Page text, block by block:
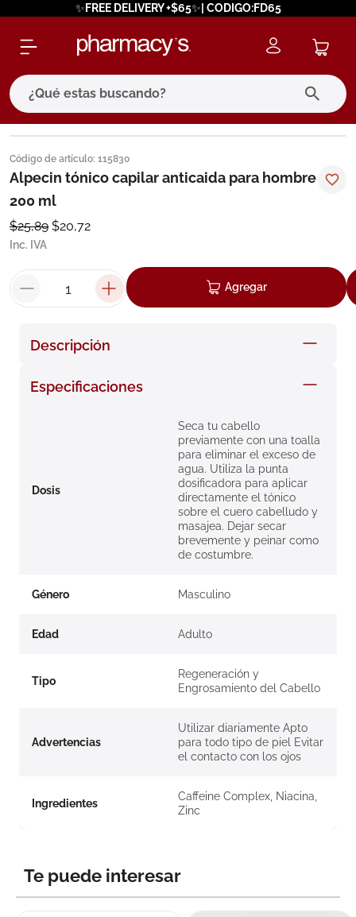
✨FREE DELIVERY +$65✨| CODIGO:FD65
¿Qué estas buscando?
Código de artículo: 115830
Alpecin tónico capilar anticaida para hombre
200 ml
$25,89 $20,72
Inc. IVA
Agregar
Descripción
Especificaciones
Dosis
Seca tu cabello
previamente con una toalla
para eliminar el exceso de
agua. Utiliza la punta
dosificadora para aplicar
directamente el tónico
sobre el cuero cabelludo y
masajea. Dejar secar
brevemente y peinar como
de costumbre.
Género Masculino
Edad Adulto
Tipo
Regeneración y
Engrosamiento del Cabello
Advertencias
Utilizar diariamente Apto
para todo tipo de piel Evitar
el contacto con los ojos
Ingredientes
Caffeine Complex, Niacina,
Zinc
Te puede interesar
términos más buscados
1. eucerin
2. protector solar
3. bioderma
cerave
7. isdin